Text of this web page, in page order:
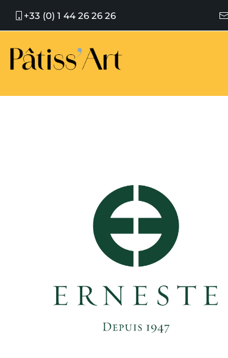
+33 (0) 1 44 26 26 26